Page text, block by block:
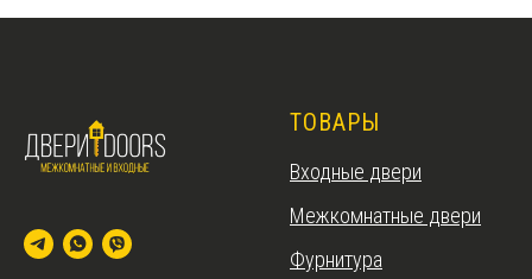
ТОВАРЫ
Входные двери
Межкомнатные двери
Фурнитура